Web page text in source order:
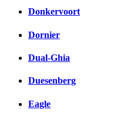
Donkervoort
Dornier
Dual-Ghia
Duesenberg
Eagle